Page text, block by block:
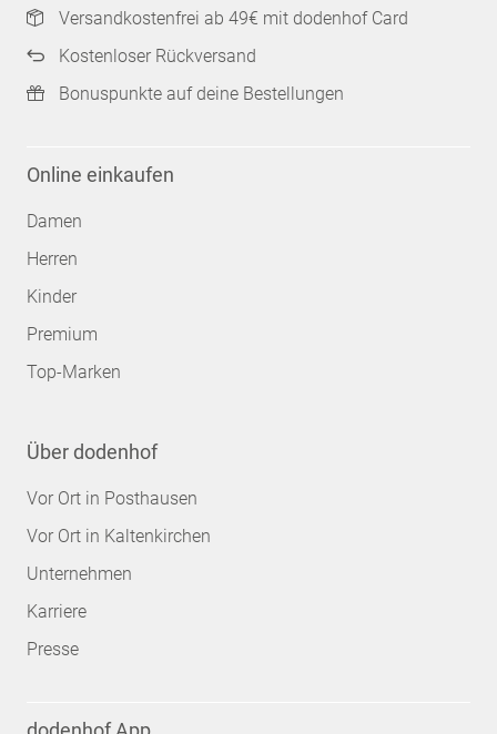
Versandkostenfrei ab 49€ mit dodenhof Card
Kostenloser Rückversand
Bonuspunkte auf deine Bestellungen
Online einkaufen
Damen
Herren
Kinder
Premium
Top-Marken
Über dodenhof
Vor Ort in Posthausen
Vor Ort in Kaltenkirchen
Unternehmen
Karriere
Presse